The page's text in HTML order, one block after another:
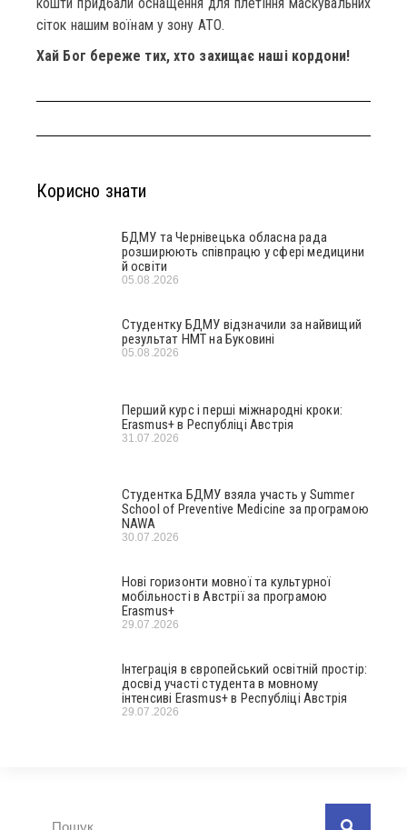
сіток нашим воїнам у зону АТО.
Хай Бог береже тих, хто захищає наші кордони!
Корисно знати
БДМУ та Чернівецька обласна рада
розширюють співпрацю у сфері медицини
й освіти
05.08.2026
Студентку БДМУ відзначили за найвищий
результат НМТ на Буковині
05.08.2026
Перший курс і перші міжнародні кроки:
Erasmus+ в Республіці Австрія
31.07.2026
Студентка БДМУ взяла участь у Summer
School of Preventive Medicine за програмою
NAWA
30.07.2026
Нові горизонти мовної та культурної
мобільності в Австрії за програмою
Erasmus+
29.07.2026
Інтеграція в європейський освітній простір:
досвід участі студента в мовному
інтенсиві Erasmus+ в Республіці Австрія
29.07.2026